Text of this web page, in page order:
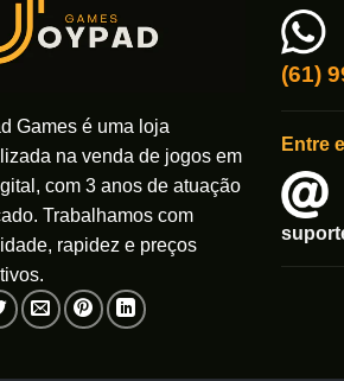
Games é uma loja
na venda de jogos em
com 3 anos de atuação
Trabalhamos com
rapidez e preços
(61)
Entre